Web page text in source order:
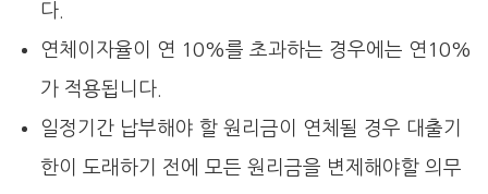
다.
연체이자율이 연 10%를 초과하는 경우에는 연10%
가 적용됩니다.
일정기간 납부해야 할 원리금이 연체될 경우 대출기
한이 도래하기 전에 모든 원리금을 변제해야할 의무